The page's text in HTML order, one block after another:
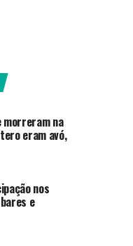
morreram na
eram avó,
nos
e